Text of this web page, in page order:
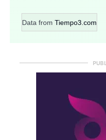
Data from Tiempo3.com